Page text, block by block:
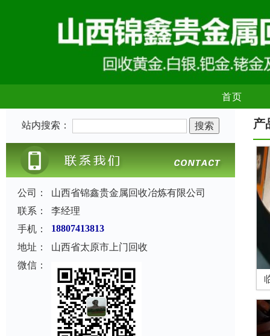
首页
站内搜索：
公司：
山西省锦鑫贵金属回收冶炼有限公司
联系：
李经理
手机：
18807413813
地址：
山西省太原市上门回收
微信：
产